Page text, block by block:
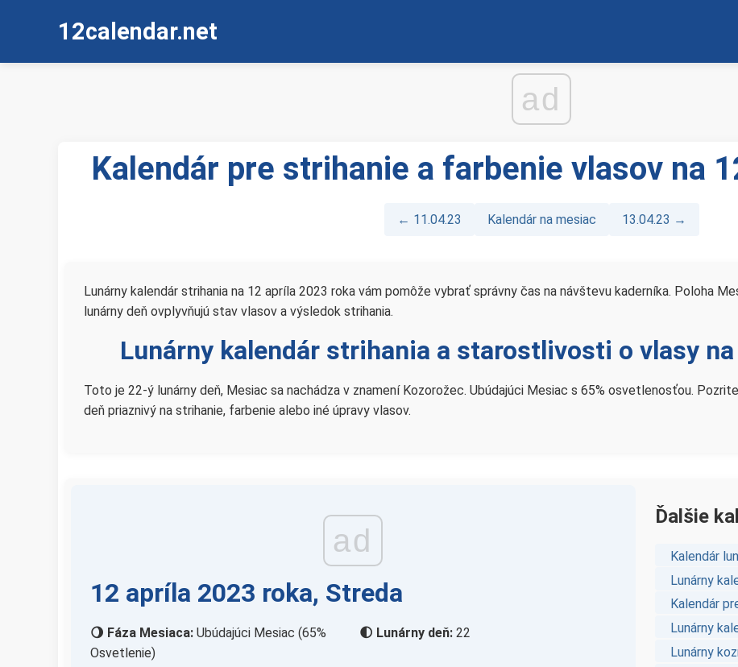
12calendar.net
ad
Kalendár pre strihanie a farbenie vlasov na
← 11.04.23 Kalendár na mesiac 13.04.23 →
Lunárny kalendár strihania na 12 apríla 2023 roka vám pomôže vybrať správny čas na návštevu kaderníka. Poloha
lunárny deň ovplyvňujú stav vlasov a výsledok strihania.
Lunárny kalendár strihania a starostlivosti o vlasy
Toto je 22-ý lunárny deň, Mesiac sa nachádza v znamení Kozorožec. Ubúdajúci Mesiac s 65% osvetlenosťou.
deň priaznivý na strihanie, farbenie alebo iné úpravy vlasov.
ad
12 apríla 2023 roka, Streda
🌖 Fáza Mesiaca: Ubúdajúci Mesiac (65%
Osvetlenie)
🌓 Lunárny deň: 22
Ďalšie
Kalendár
Lunárny
Kalendár
Lunárny
Lunárny